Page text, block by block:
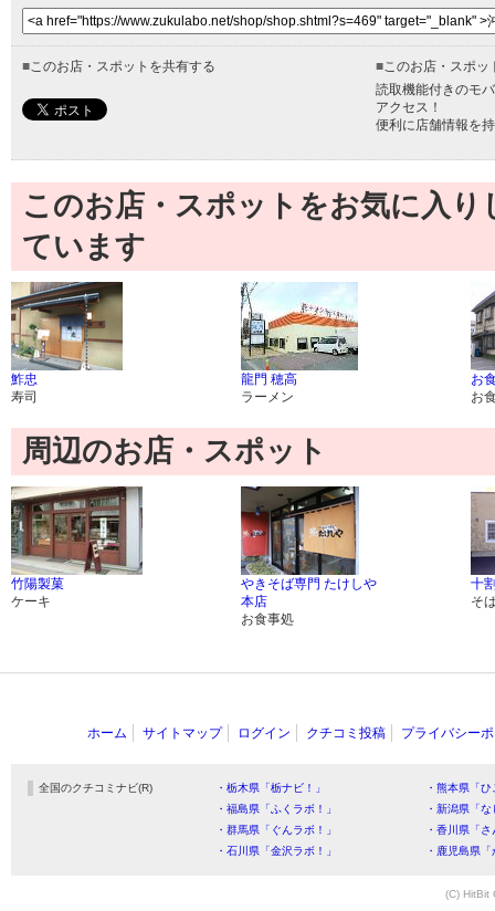
■このお店・スポットを共有する ■このお店・スポッ
読取機能付きのモ
アクセス！
便利に店舗情報を
このお店・スポットをお気に入
ています
鮓忠
寿司
龍門 穂高
ラーメン
お
お
周辺のお店・スポット
竹陽製菓
ケーキ
やきそば専門 たけしや
本店
お食事処
十
そ
ホーム サイトマップ ログイン クチコミ投稿 プライバシー
全国のクチコミナビ(R) ・栃木県「栃ナビ！」
・熊本県「
・福島県「ふくラボ！」
・新潟県「
・群馬県「ぐんラボ！」
・香川県「
・石川県「金沢ラボ！」
・鹿児島県
(C) HitBit